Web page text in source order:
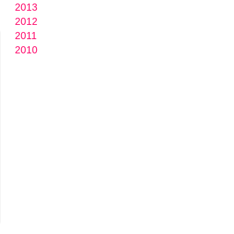
2013
2012
2011
2010